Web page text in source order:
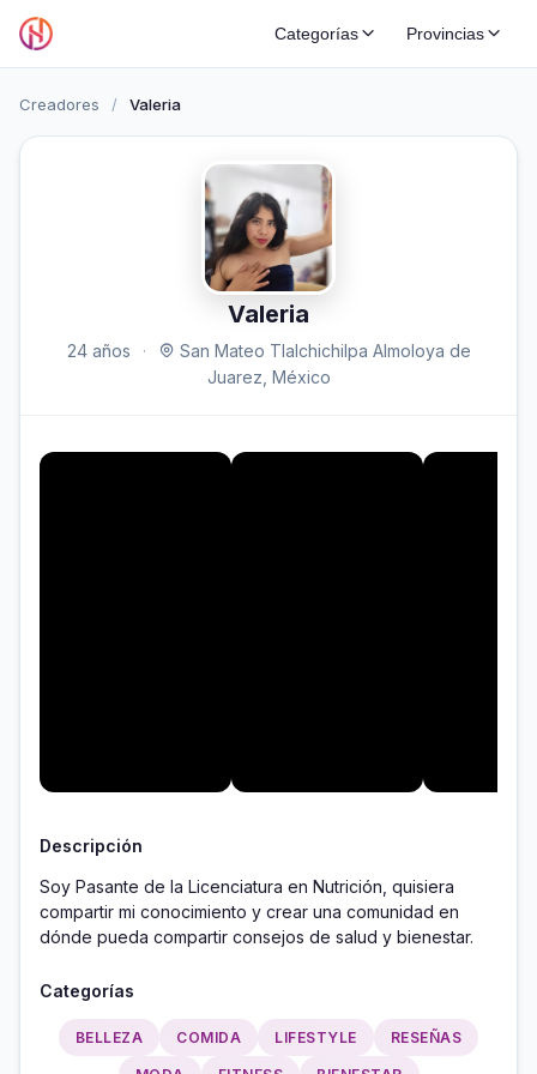
Categorías Provincias
Creadores / Valeria
Valeria
24 años ·
San Mateo Tlalchichilpa Almoloya de
Juarez, México
Descripción
Soy Pasante de la Licenciatura en Nutrición, quisiera
compartir mi conocimiento y crear una comunidad en
dónde pueda compartir consejos de salud y bienestar.
Categorías
BELLEZA COMIDA LIFESTYLE RESEÑAS